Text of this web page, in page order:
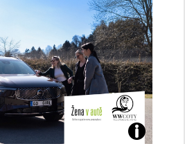
Jaké